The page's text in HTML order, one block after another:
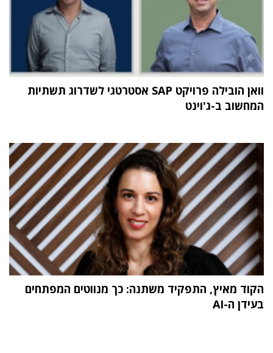
וואן הובילה פרויקט SAP אסטרטגי לשדרוג תשתיות
המחשוב ב-ג'וינט
הקוד מאיץ, התפקיד משתנה: כך מנווטים המפתחים
בעידן ה-AI